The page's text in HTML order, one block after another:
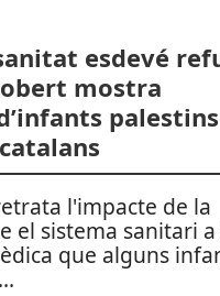
esdevé
mostra
l'impacte de la
el sistema sanitari a
que alguns
...